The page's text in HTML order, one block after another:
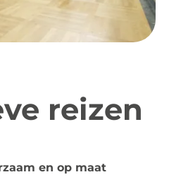
reizen
en op maat